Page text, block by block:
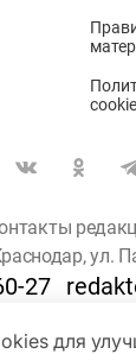
для
ул.
27